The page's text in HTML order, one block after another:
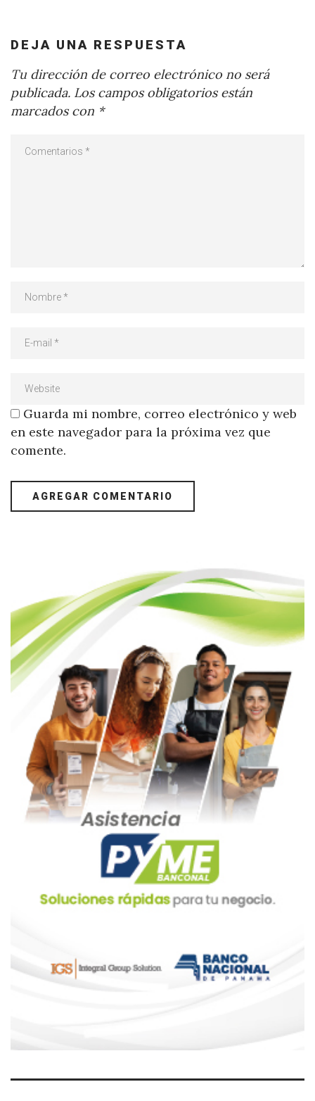
DEJA UNA RESPUESTA
Tu dirección de correo electrónico no será
publicada. Los campos obligatorios están
marcados con *
Guarda mi nombre, correo electrónico y web
en este navegador para la próxima vez que
comente.